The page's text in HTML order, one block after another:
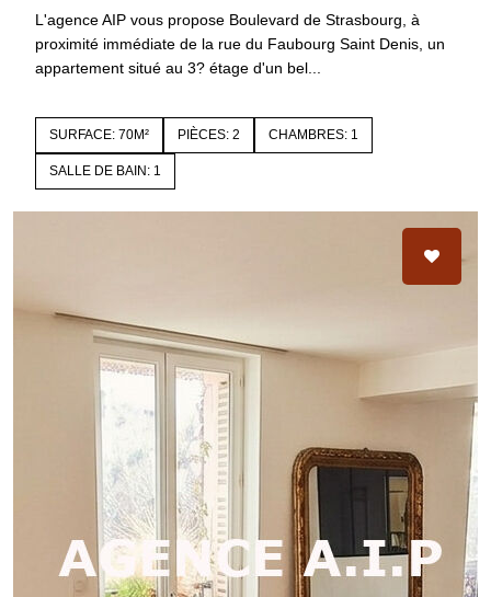
L'agence AIP vous propose Boulevard de Strasbourg, à
proximité immédiate de la rue du Faubourg Saint Denis, un
appartement situé au 3? étage d'un bel...
SURFACE: 70M² PIÈCES: 2 CHAMBRES: 1
SALLE DE BAIN: 1